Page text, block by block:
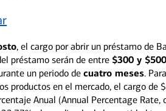
, el cargo por abrir un préstamo de
préstamo serán de entre $300 y
un periodo decuatro meses. Para
productos en el mercado, el cargo de
Anual (Annual Percentage Rate,